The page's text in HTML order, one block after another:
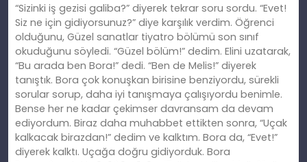
“Sizinki iş gezisi galiba?” diyerek tekrar soru sordu. “Evet!
Siz ne için gidiyorsunuz?” diye karşılık verdim. Öğrenci
olduğunu, Güzel sanatlar tiyatro bölümü son sınıf
okuduğunu söyledi. “Güzel bölüm!” dedim. Elini uzatarak,
“Bu arada ben Bora!” dedi. “Ben de Melis!” diyerek
tanıştık. Bora çok konuşkan birisine benziyordu, sürekli
sorular sorup, daha iyi tanışmaya çalışıyordu benimle.
Bense her ne kadar çekimser davransam da devam
ediyordum. Biraz daha muhabbet ettikten sonra, “Uçak
kalkacak birazdan!” dedim ve kalktım. Bora da, “Evet!”
diyerek kalktı. Uçağa doğru gidiyorduk. Bora